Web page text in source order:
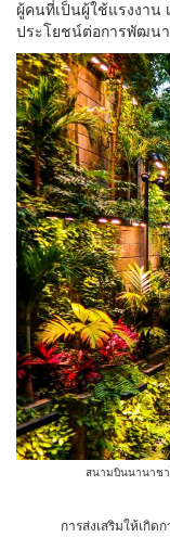
ผู้คนที่เป็นผู้ใช้แรงงาน
ประโยชน์ต่อการพัฒนา
สนามบินนานาชา
การส่งเสริมให้เกิดการ